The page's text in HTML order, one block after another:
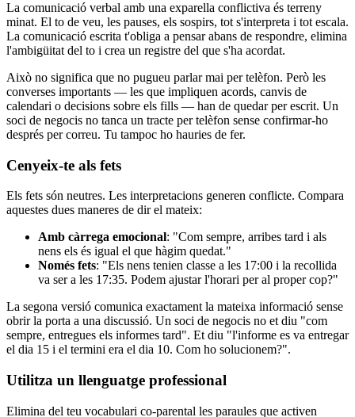
La comunicació verbal amb una exparella conflictiva és terreny
minat. El to de veu, les pauses, els sospirs, tot s'interpreta i tot escala.
La comunicació escrita t'obliga a pensar abans de respondre, elimina
l'ambigüitat del to i crea un registre del que s'ha acordat.
Això no significa que no pugueu parlar mai per telèfon. Però les
converses importants — les que impliquen acords, canvis de
calendari o decisions sobre els fills — han de quedar per escrit. Un
soci de negocis no tanca un tracte per telèfon sense confirmar-ho
després per correu. Tu tampoc ho hauries de fer.
Cenyeix-te als fets
Els fets són neutres. Les interpretacions generen conflicte. Compara
aquestes dues maneres de dir el mateix:
Amb càrrega emocional: "Com sempre, arribes tard i als
nens els és igual el que hàgim quedat."
Només fets: "Els nens tenien classe a les 17:00 i la recollida
va ser a les 17:35. Podem ajustar l'horari per al proper cop?"
La segona versió comunica exactament la mateixa informació sense
obrir la porta a una discussió. Un soci de negocis no et diu "com
sempre, entregues els informes tard". Et diu "l'informe es va entregar
el dia 15 i el termini era el dia 10. Com ho solucionem?".
Utilitza un llenguatge professional
Elimina del teu vocabulari co-parental les paraules que activen